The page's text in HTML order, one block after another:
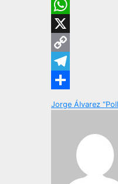
Email
WhatsApp
X
Copy
Link
Telegram
Compartir
Jorge Álvarez